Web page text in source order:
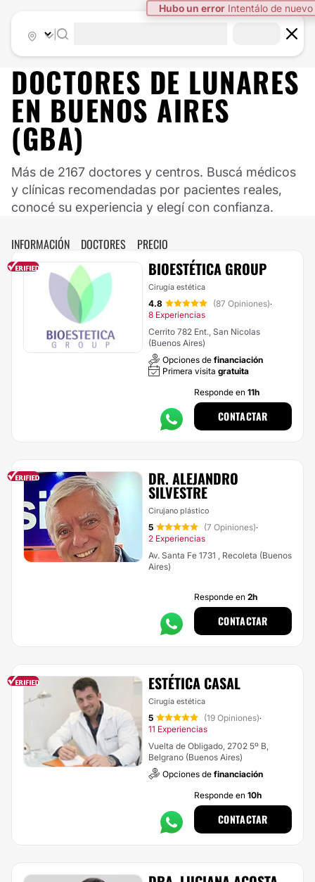
DOCTORES DE LUNARES
EN BUENOS AIRES
(GBA)
Más de 2167 doctores y centros. Buscá médicos
y clínicas recomendadas por pacientes reales,
conocé su experiencia y elegí con confianza.
INFORMACIÓN DOCTORES PRECIO
BIOESTÉTICA GROUP
Cirugía estética
4.8 (87 Opiniones)·
8 Experiencias
Cerrito 782 Ent., San Nicolas
(Buenos Aires)
Opciones de financiación
Primera visita gratuita
Responde en 11h
CONTACTAR
DR. ALEJANDRO
SILVESTRE
Cirujano plástico
5 (7 Opiniones)·
2 Experiencias
Av. Santa Fe 1731 , Recoleta (Buenos
Aires)
Responde en 2h
CONTACTAR
ESTÉTICA CASAL
Cirugía estética
5 (19 Opiniones)·
11 Experiencias
Vuelta de Obligado, 2702 5º B,
Belgrano (Buenos Aires)
Opciones de financiación
Responde en 10h
CONTACTAR